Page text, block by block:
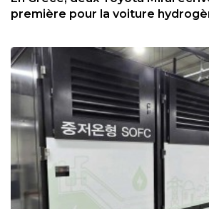
première pour la voiture